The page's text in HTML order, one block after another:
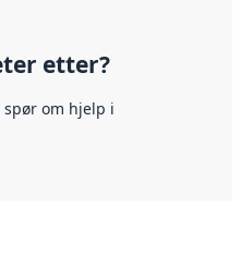
etter?
spør om hjelp i